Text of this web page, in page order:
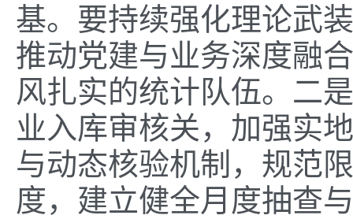
基。要持续强化理论武
推动党建与业务深度融
风扎实的统计队伍。二
业入库审核关，加强实
与动态核验机制，规范
度，建立健全月度抽查